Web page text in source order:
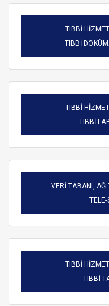
TIBBİ
TIBBİ
TIBBİ
TIBBİ
VERİ TABANI, AĞ
TELE-
TIBBİ
TIBBİ